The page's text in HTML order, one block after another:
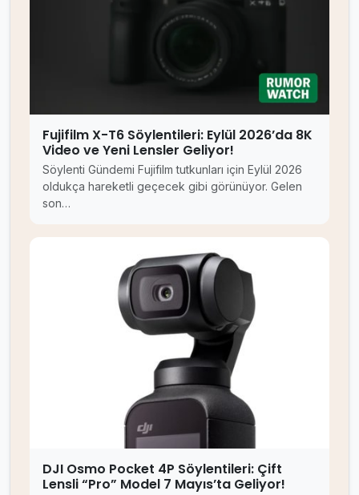
Fujifilm X-T6 Söylentileri: Eylül 2026’da 8K
Video ve Yeni Lensler Geliyor!
Söylenti Gündemi Fujifilm tutkunları için Eylül 2026
oldukça hareketli geçecek gibi görünüyor. Gelen
son…
DJI Osmo Pocket 4P Söylentileri: Çift
Lensli “Pro” Model 7 Mayıs’ta Geliyor!